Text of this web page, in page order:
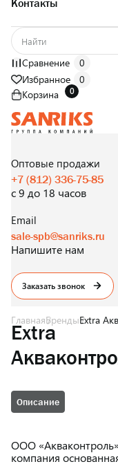
Контакты
Сравнение
0
Избранное
0
Корзина
0
И В РОЗНИЦУ
Оптовые продажи
+7 (812) 336-75-85
с 9 до 18 часов
Email
sale-spb@sanriks.ru
Напишите нам
Заказать звонок
ГлавнаяБрендыExtra
Extra
Описание
ООО
компания